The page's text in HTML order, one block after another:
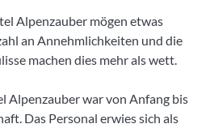
Alpenzauber mögen etwas
an Annehmlichkeiten und die
machen dies mehr als wett.
Alpenzauber war von Anfang bis
Das Personal erwies sich als